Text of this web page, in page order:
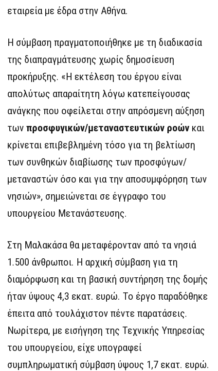
εταιρεία με έδρα στην Αθήνα.
Η σύμβαση πραγματοποιήθηκε με τη διαδικασία
της διαπραγμάτευσης χωρίς δημοσίευση
προκήρυξης. «Η εκτέλεση του έργου είναι
απολύτως απαραίτητη λόγω κατεπείγουσας
ανάγκης που οφείλεται στην απρόσμενη αύξηση
των προσφυγικών/μεταναστευτικών ροών και
κρίνεται επιβεβλημένη τόσο για τη βελτίωση
των συνθηκών διαβίωσης των προσφύγων/
μεταναστών όσο και για την αποσυμφόρηση των
νησιών», σημειώνεται σε έγγραφο του
υπουργείου Μετανάστευσης.
Στη Μαλακάσα θα μεταφέρονταν από τα νησιά
1.500 άνθρωποι. Η αρχική σύμβαση για τη
διαμόρφωση και τη βασική συντήρηση της δομής
ήταν ύψους 4,3 εκατ. ευρώ. Το έργο παραδόθηκε
έπειτα από τουλάχιστον πέντε παρατάσεις.
Νωρίτερα, με εισήγηση της Τεχνικής Υπηρεσίας
του υπουργείου, είχε υπογραφεί
συμπληρωματική σύμβαση ύψους 1,7 εκατ. ευρώ.